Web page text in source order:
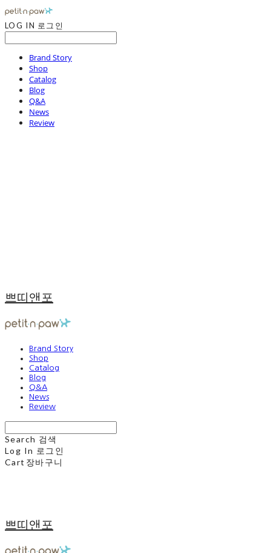
LOG IN 로그인
Brand Story
Shop
Catalog
Blog
Q&A
News
Review
쁘띠앤포
Brand Story
Shop
Catalog
Blog
Q&A
News
Review
Search 검색
Log In 로그인
Cart 장바구니
쁘띠앤포